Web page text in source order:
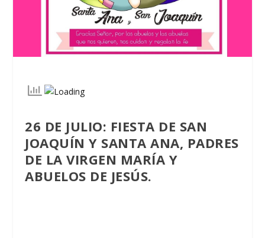
26 DE JULIO: FIESTA DE SAN
JOAQUÍN Y SANTA ANA, PADRES
DE LA VIRGEN MARÍA Y
ABUELOS DE JESÚS.